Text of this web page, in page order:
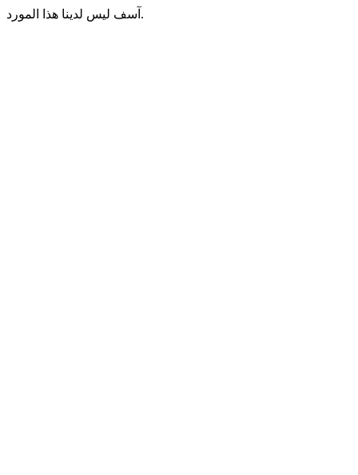
آسف ليس لدينا هذا المورد.